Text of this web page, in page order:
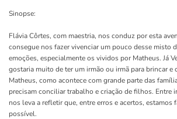
Sinopse:
Flávia Côrtes, com maestria, nos conduz por esta
consegue nos fazer vivenciar um pouco desse misto
emoções, especialmente os vividos por Matheus. Já
gostaria muito de ter um irmão ou irmã para brincar e
Matheus, como acontece com grande parte das
precisam conciliar trabalho e criação de filhos. Entre
nos leva a refletir que, entre erros e acertos, estamos
possível.